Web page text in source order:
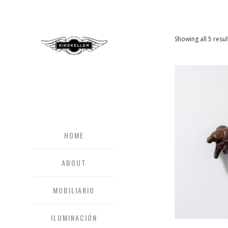
HOME
ABOUT
MOBILIARIO
ILUMINACIÓN
Showing all 5